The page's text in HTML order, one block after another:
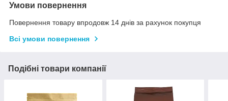
Умови повернення
Повернення товару впродовж 14 днів за рахунок покупця
Всі умови повернення
Подібні товари компанії